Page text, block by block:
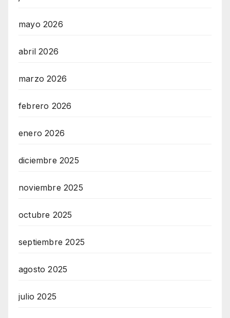
mayo 2026
abril 2026
marzo 2026
febrero 2026
enero 2026
diciembre 2025
noviembre 2025
octubre 2025
septiembre 2025
agosto 2025
julio 2025